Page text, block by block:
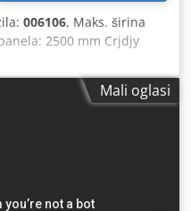
006106, Maks. širina
2500 mm Crjdjy
Pozicioniranje putem NC
grupe: da
Mali oglasi